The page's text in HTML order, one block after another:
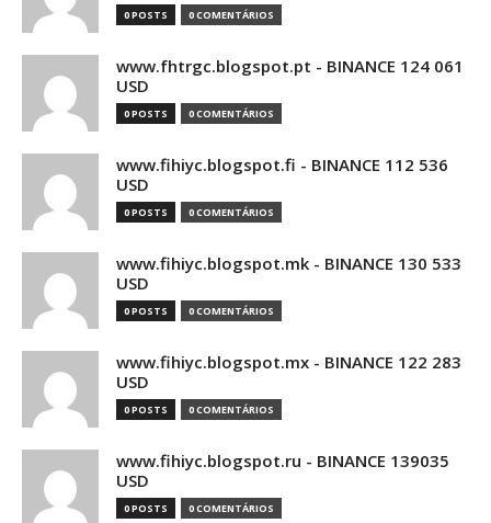
0 POSTS 0 COMENTÁRIOS
www.fhtrgc.blogspot.pt - BINANCE 124 061
USD
0 POSTS 0 COMENTÁRIOS
www.fihiyc.blogspot.fi - BINANCE 112 536
USD
0 POSTS 0 COMENTÁRIOS
www.fihiyc.blogspot.mk - BINANCE 130 533
USD
0 POSTS 0 COMENTÁRIOS
www.fihiyc.blogspot.mx - BINANCE 122 283
USD
0 POSTS 0 COMENTÁRIOS
www.fihiyc.blogspot.ru - BINANCE 139035
USD
0 POSTS 0 COMENTÁRIOS